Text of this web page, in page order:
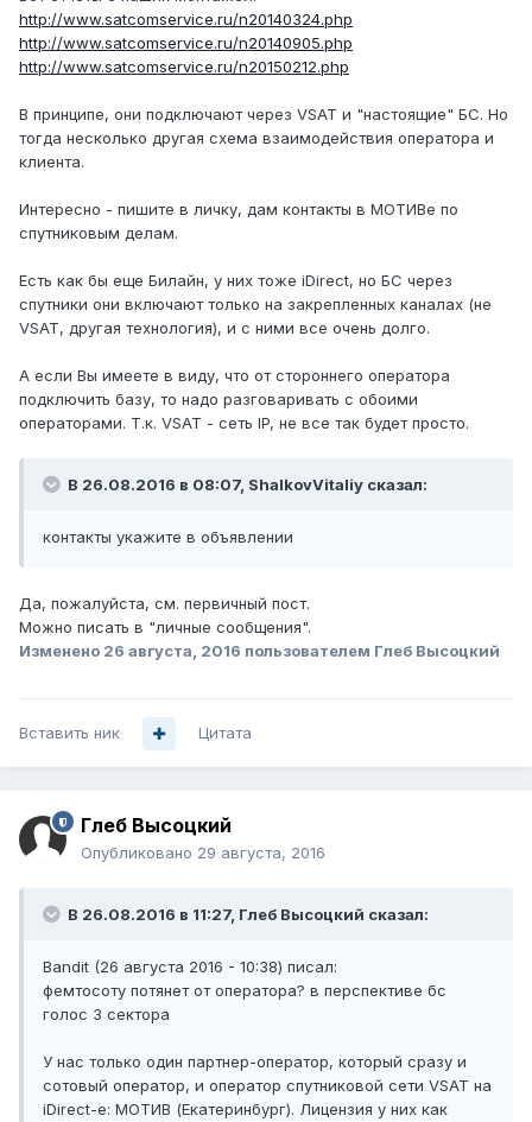
http://www.satcomservice.ru/n20140324.php
http://www.satcomservice.ru/n20140905.php
http://www.satcomservice.ru/n20150212.php
В принципе, они подключают через VSAT и "настоящие" БС. Но
тогда несколько другая схема взаимодействия оператора и
клиента.
Интересно - пишите в личку, дам контакты в МОТИВе по
спутниковым делам.
Есть как бы еще Билайн, у них тоже iDirect, но БС через
спутники они включают только на закрепленных каналах (не
VSAT, другая технология), и с ними все очень долго.
А если Вы имеете в виду, что от стороннего оператора
подключить базу, то надо разговаривать с обоими
операторами. Т.к. VSAT - сеть IP, не все так будет просто.
В 26.08.2016 в 08:07, ShalkovVitaliy сказал:
контакты укажите в объявлении
Да, пожалуйста, см. первичный пост.
Можно писать в "личные сообщения".
Изменено 26 августа, 2016 пользователем Глеб Высоцкий
Вставить ник Цитата
Глеб Высоцкий
Опубликовано 29 августа, 2016
В 26.08.2016 в 11:27, Глеб Высоцкий сказал:
Bandit (26 августа 2016 - 10:38) писал:
фемтосоту потянет от оператора? в перспективе бс
голос 3 сектора
У нас только один партнер-оператор, который сразу и
сотовый оператор, и оператор спутниковой сети VSAT на
iDirect-е: МОТИВ (Екатеринбург). Лицензия у них как